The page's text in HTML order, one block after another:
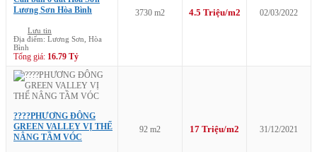
Lương Sơn Hòa Bình
Lưu tin
Địa điểm: Lương Sơn, Hòa
Bình
Tổng giá: 16.79 Tỷ
3730 m2 4.5 Triệu/m2 02/03/2022
????PHƯƠNG ĐÔNG
GREEN VALLEY VỊ THẾ
NÂNG TẦM VÓC️
92 m2 17 Triệu/m2 31/12/2021